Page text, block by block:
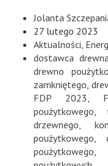
Jolanta
27 lutego 2023
Aktualności
dostawca
drewno
zamkniętego
FDP 2023
poużytkowego
drzewnego
poużytkowego ,
poużytkowego